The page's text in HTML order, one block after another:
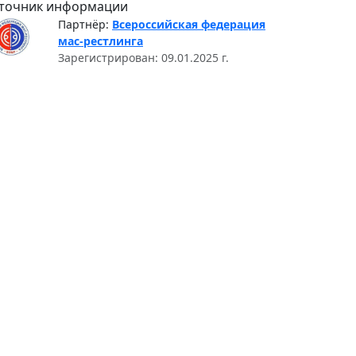
информации
Партнёр: Всероссийская федерация
мас-рестлинга
Зарегистрирован: 09.01.2025 г.